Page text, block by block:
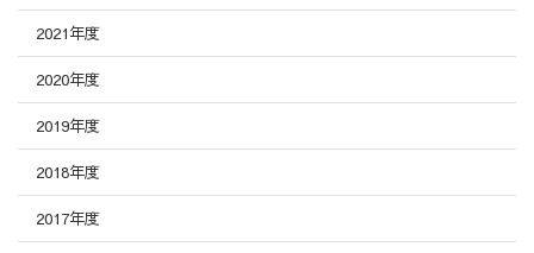
2021年度
2020年度
2019年度
2018年度
2017年度